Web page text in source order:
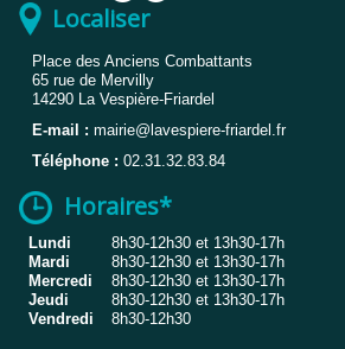
Localiser
Place des Anciens Combattants
65 rue de Mervilly
14290
La Vespière-Friardel
E-mail : mairie@lavespiere-friardel.fr
Téléphone : 02.31.32.83.84
Horaires*
Lundi
8h30-12h30 et 13h30-17h
Mardi
8h30-12h30 et 13h30-17h
Mercredi
8h30-12h30 et 13h30-17h
Jeudi
8h30-12h30 et 13h30-17h
Vendredi
8h30-12h30